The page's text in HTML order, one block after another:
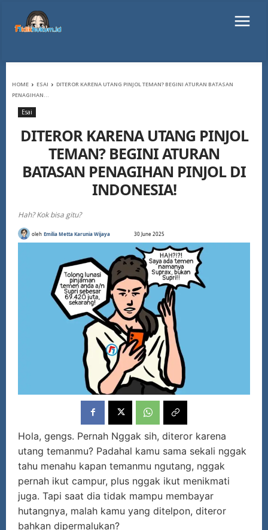
HOME ESAI
DITEROR KARENA UTANG PINJOL TEMAN? BEGINI ATURAN BATASAN
PENAGIHAN...
Esai
DITEROR KARENA UTANG PINJOL
TEMAN? BEGINI ATURAN
BATASAN PENAGIHAN PINJOL DI
INDONESIA!
Hah? Kok bisa gitu?
oleh Emilia Metta Karunia Wijaya 30 June 2025
Hola, gengs. Pernah Nggak sih, diteror karena
utang temanmu? Padahal kamu sama sekali nggak
tahu menahu kapan temanmu ngutang, nggak
pernah ikut campur, plus nggak ikut menikmati
juga. Tapi saat dia tidak mampu membayar
hutangnya, malah kamu yang ditelpon, diteror
bahkan dipermalukan?